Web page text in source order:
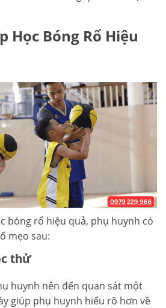
Học Bóng Rổ Hiệu
bóng rổ hiệu quả, phụ huynh có
mẹo sau:
thử
huynh nên đến quan sát một
giúp phụ huynh hiểu rõ hơn về